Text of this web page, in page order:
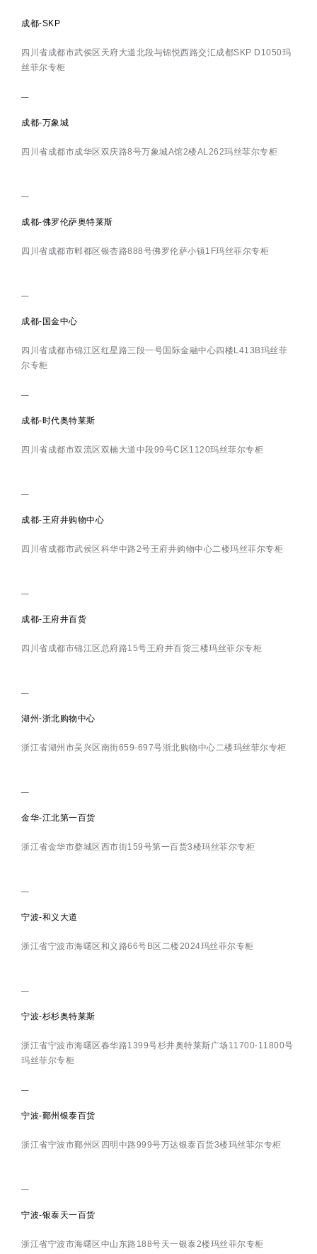
成都-SKP
四川省成都市武侯区天府大道北段与锦悦西路交汇成都SKP D1050玛
丝菲尔专柜
成都-万象城
四川省成都市成华区双庆路8号万象城A馆2楼AL262玛丝菲尔专柜
成都-佛罗伦萨奥特莱斯
四川省成都市郫都区银杏路888号佛罗伦萨小镇1F玛丝菲尔专柜
成都-国金中心
四川省成都市锦江区红星路三段一号国际金融中心四楼L413B玛丝菲
尔专柜
成都-时代奥特莱斯
四川省成都市双流区双楠大道中段99号C区1120玛丝菲尔专柜
成都-王府井购物中心
四川省成都市武侯区科华中路2号王府井购物中心二楼玛丝菲尔专柜
成都-王府井百货
四川省成都市锦江区总府路15号王府井百货三楼玛丝菲尔专柜
湖州-浙北购物中心
浙江省湖州市吴兴区南街659-697号浙北购物中心二楼玛丝菲尔专柜
金华-江北第一百货
浙江省金华市婺城区西市街159号第一百货3楼玛丝菲尔专柜
宁波-和义大道
浙江省宁波市海曙区和义路66号B区二楼2024玛丝菲尔专柜
宁波-杉杉奥特莱斯
浙江省宁波市海曙区春华路1399号杉井奥特莱斯广场11700-11800号
玛丝菲尔专柜
宁波-鄞州银泰百货
浙江省宁波市鄞州区四明中路999号万达银泰百货3楼玛丝菲尔专柜
宁波-银泰天一百货
浙江省宁波市海曙区中山东路188号天一银泰2楼玛丝菲尔专柜